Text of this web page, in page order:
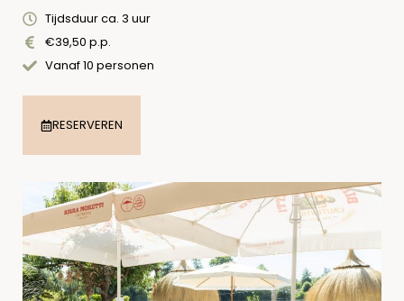
Tijdsduur ca. 3 uur
€39,50 p.p.
Vanaf 10 personen
RESERVEREN